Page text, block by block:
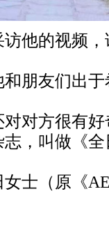
他的视频
和朋友们出
对方很有好
，叫做《
士（原《